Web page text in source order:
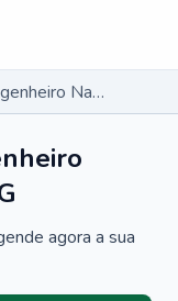
Geriatra em Engenheiro Navarro - MG
agora a sua